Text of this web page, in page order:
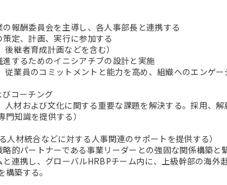
報酬委員会を主導し、各人事部長と連携する
定、計画、実行に参加する
後継者育成計画などを含む）
するためのイニシアチブの設計と実施
従業員のコミットメントと能力を高め、組織へのエンゲ
コーチング
人材および文化に関する重要な課題を解決する。採用、
知識を提供する）
人材統合などに対する人事関連のサポートを提供する）
的パートナーである事業リーダーとの強固な関係構築と
連携し、グローバルHRBPチーム内に、上級幹部の海外
築する。